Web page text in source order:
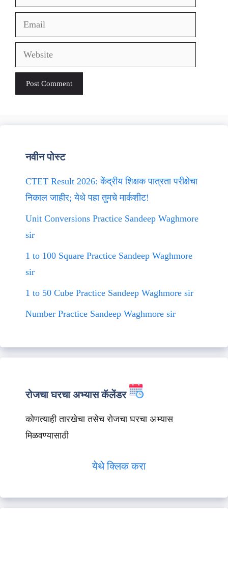
Email
Website
नवीन पोस्ट
CTET Result 2026: केंद्रीय शिक्षक पात्रता परीक्षेचा
निकाल जाहीर; येथे पहा तुमचे मार्कशीट!
Unit Conversions Practice Sandeep Waghmore
sir
1 to 100 Square Practice Sandeep Waghmore
sir
1 to 50 Cube Practice Sandeep Waghmore sir
Number Practice Sandeep Waghmore sir
रोजचा घरचा अभ्यास कॅलेंडर
कोणत्याही तारखेचा तसेच रोजचा घरचा अभ्यास
मिळवण्यासाठी
येथे क्लिक करा